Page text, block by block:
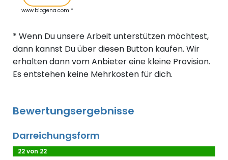
www.biogena.com *
* Wenn Du unsere Arbeit unterstützen möchtest,
dann kannst Du über diesen Button kaufen. Wir
erhalten dann vom Anbieter eine kleine Provision.
Es entstehen keine Mehrkosten für dich.
Bewertungsergebnisse
Darreichungsform
22 von 22